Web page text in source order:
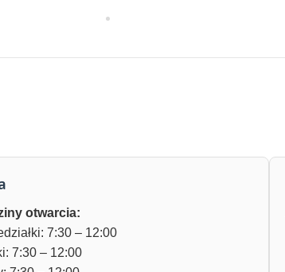
otwarcia:
7:30 – 12:00
7:30 – 12:00